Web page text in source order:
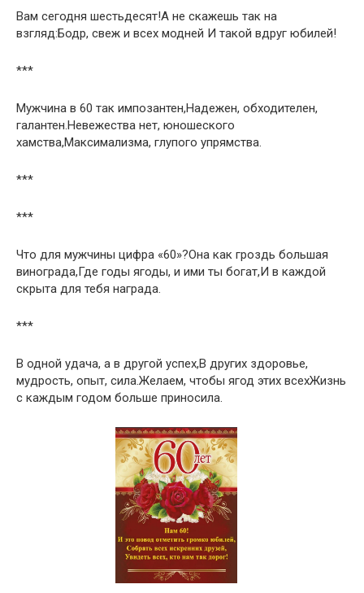
Вам сегодня шестьдесят!А не скажешь так на
взгляд:Бодр, свеж и всех модней И такой вдруг юбилей!
***
Мужчина в 60 так импозантен,Надежен, обходителен,
галантен.Невежества нет, юношеского
хамства,Максимализма, глупого упрямства.
***
***
Что для мужчины цифра «60»?Она как гроздь большая
винограда,Где годы ягоды, и ими ты богат,И в каждой
скрыта для тебя награда.
***
В одной удача, а в другой успех,В других здоровье,
мудрость, опыт, сила.Желаем, чтобы ягод этих всехЖизнь
с каждым годом больше приносила.